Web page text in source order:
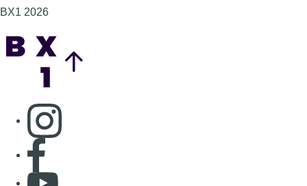
BX1 2026
Consulter page Instagram
Consulter page Facebook
Consulter Youtube